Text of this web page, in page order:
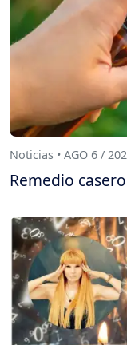
Noticias • AGO 6 /
Remedio